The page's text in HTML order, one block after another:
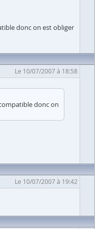
donc on est obliger
Le 10/07/2007 à 18:58
donc on
Le 10/07/2007 à 19:42